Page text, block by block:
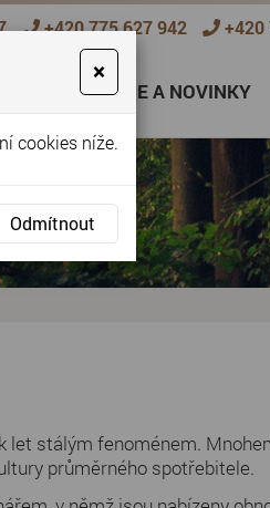
+420 775 627 942 +420
NABÍDKY, AKCE A NOVINKY
stálým fenoménem.
průměrného spotřebitele.
×
cookies níže.
Odmítnout